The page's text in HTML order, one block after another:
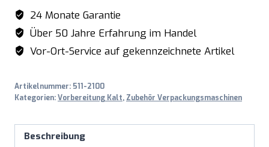
GN
1/2
Menge
24 Monate Garantie
Über 50 Jahre Erfahrung im Handel
Vor-Ort-Service auf gekennzeichnete Artikel
Artikelnummer: 511-2100
Kategorien:Vorbereitung Kalt, Zubehör Verpackungsmaschinen
Beschreibung